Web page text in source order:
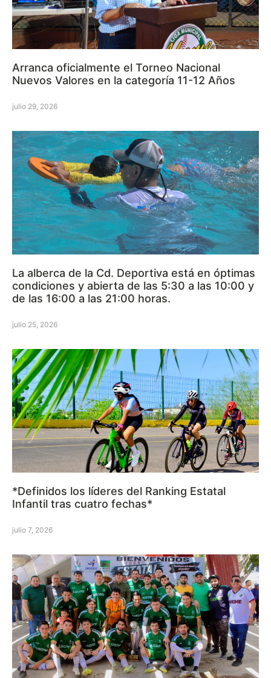
Arranca oficialmente el Torneo Nacional
Nuevos Valores en la categoría 11-12 Años
julio 29, 2026
La alberca de la Cd. Deportiva está en óptimas
condiciones y abierta de las 5:30 a las 10:00 y
de las 16:00 a las 21:00 horas.
julio 25, 2026
*Definidos los líderes del Ranking Estatal
Infantil tras cuatro fechas*
julio 7, 2026